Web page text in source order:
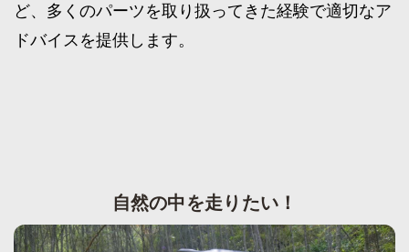
ど、多くのパーツを取り扱ってきた経験で適切なア
ドバイスを提供します。
自然の中を走りたい！